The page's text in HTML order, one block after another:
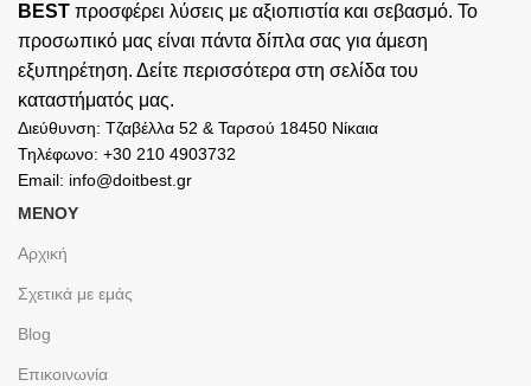
BEST προσφέρει λύσεις με αξιοπιστία και σεβασμό. Το
προσωπικό μας είναι πάντα δίπλα σας για άμεση
εξυπηρέτηση. Δείτε περισσότερα στη σελίδα του
καταστήματός μας.
Διεύθυνση: Τζαβέλλα 52 & Ταρσού 18450 Νίκαια
Τηλέφωνο: +30 210 4903732
Email: info@doitbest.gr
ΜΕΝΟΥ
Αρχική
Σχετικά με εμάς
Blog
Επικοινωνία